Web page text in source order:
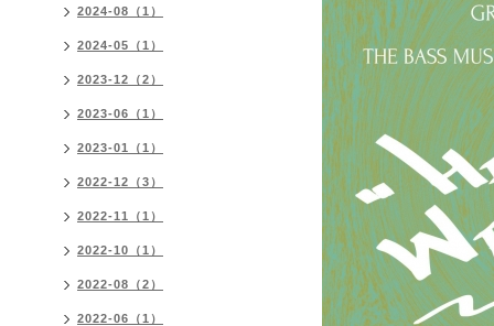
2024-08（1）
2024-05（1）
2023-12（2）
2023-06（1）
2023-01（1）
2022-12（3）
2022-11（1）
2022-10（1）
2022-08（2）
2022-06（1）